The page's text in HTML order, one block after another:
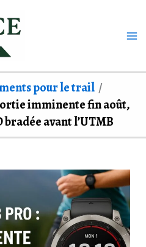
pour le trail
imminente fin août,
bradée avant l’UTMB